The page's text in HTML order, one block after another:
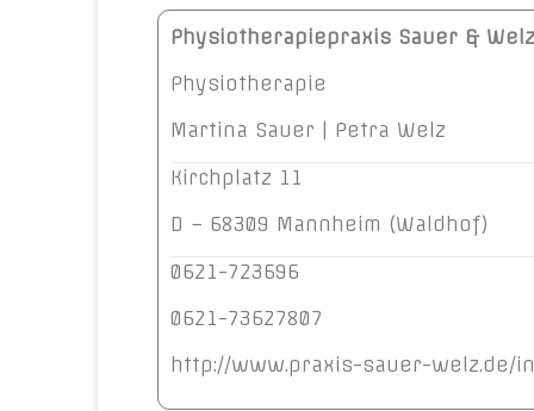
Physiotherapiepraxis Sauer & Welz
Physiotherapie
Martina Sauer | Petra Welz
Kirchplatz 11
D – 68309 Mannheim (Waldhof)
0621-723696
0621-73627807
http://www.praxis-sauer-welz.de/